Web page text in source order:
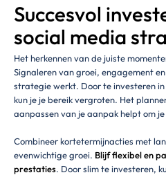
Succesvol
social media
Het herkennen van de juiste
Signaleren van groei, engagement
strategie werkt. Door te investeren
kun je je bereik vergroten. Het
aanpassen van je aanpak helpt om
Combineer kortetermijnacties met
evenwichtige groei. Blijf flexibel en
prestaties. Door slim te investeren,